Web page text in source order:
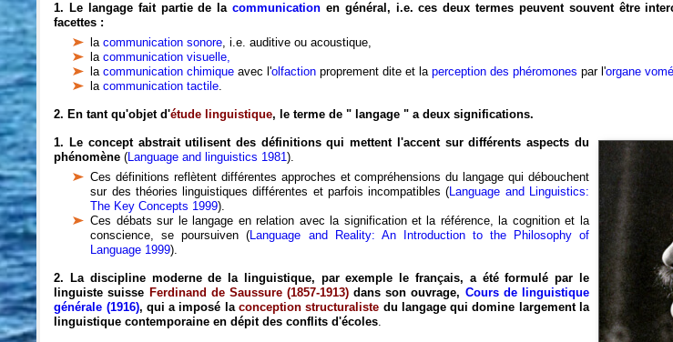
1. Le langage fait partie de lacommunication en général, i.e. ces deux termes peuvent souvent être
facettes :
lacommunication sonore, i.e. auditive ou acoustique,
lacommunication visuelle,
lacommunication chimique avec l'olfaction proprement dite et laperception des phéromones par l'organe
lacommunication tactile.
2. En tant qu'objet d'étude linguistique, le terme de " langage " a deux significations.
1. Le concept abstrait utilisent des définitions qui mettent l'accent sur différents aspects du
phénomène(Language and linguistics 1981).
Ces définitions reflètent différentes approches et compréhensions du langage qui débouchent
sur des théories linguistiques différentes et parfois incompatibles (Language and Linguistics:
The Key Concepts 1999).
Ces débats sur le langage en relation avec la signification et la référence, la cognition et la
conscience, se poursuiven (Language and Reality: An Introduction to the Philosophy of
Language 1999).
2. La discipline moderne de la linguistique, par exemple le français, a été formulé par le
linguiste suisse Ferdinand de Saussure (1857-1913) dans son ouvrage, Cours de linguistique
générale (1916), qui a imposé la conception structuraliste du langage qui domine largement la
linguistique contemporaine en dépit des conflits d'écoles.